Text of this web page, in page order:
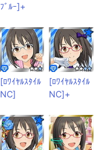
ﾌﾞﾙｰ]+
[ﾛﾜｲﾔﾙｽﾀｲﾙ
NC]
[ﾛﾜｲﾔﾙｽﾀｲﾙ
NC]+